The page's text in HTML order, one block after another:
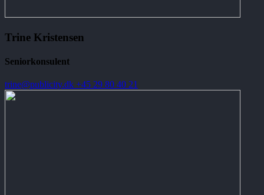
Trine Kristensen
Seniorkonsulent
trine@publicity.dk +45 29 80 40 21